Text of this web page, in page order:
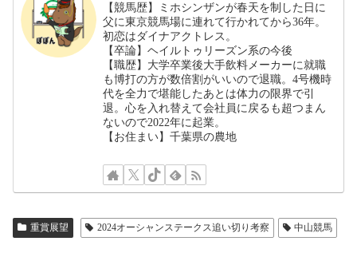
【競馬歴】ミホシンザンが春天を制した日に
父に東京競馬場に連れて行かれてから36年。
初恋はダイナアクトレス。
【卒論】ヘイルトゥリーズン系の今後
【職歴】大学卒業後大手飲料メーカーに就職
も博打の方が数倍割がいいので退職。4号機時
代を全力で堪能したあとは体力の限界で引
退。心を入れ替えて会社員に戻るも超つまん
ないので2022年に起業。
【お住まい】千葉県の農地
重賞展望 2024オーシャンステークス追い切り考察 中山競馬